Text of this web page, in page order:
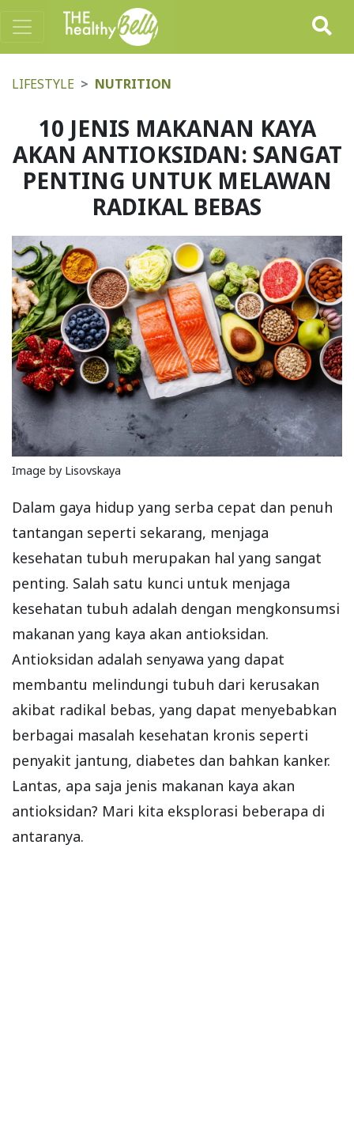
LIFESTYLE NUTRITION
10 JENIS MAKANAN KAYA
AKAN ANTIOKSIDAN: SANGAT
PENTING UNTUK MELAWAN
RADIKAL BEBAS
Image by Lisovskaya
Dalam gaya hidup yang serba cepat dan penuh
tantangan seperti sekarang, menjaga
kesehatan tubuh merupakan hal yang sangat
penting. Salah satu kunci untuk menjaga
kesehatan tubuh adalah dengan mengkonsumsi
makanan yang kaya akan antioksidan.
Antioksidan adalah senyawa yang dapat
membantu melindungi tubuh dari kerusakan
akibat radikal bebas, yang dapat menyebabkan
berbagai masalah kesehatan kronis seperti
penyakit jantung, diabetes dan bahkan kanker.
Lantas, apa saja jenis makanan kaya akan
antioksidan? Mari kita eksplorasi beberapa di
antaranya.